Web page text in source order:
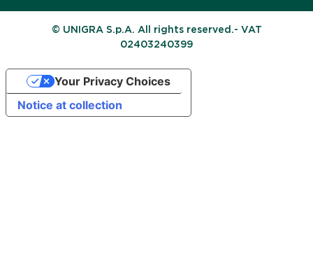
© UNIGRA S.p.A. All rights reserved.- VAT
02403240399
Notice at collection
Your Privacy Choices